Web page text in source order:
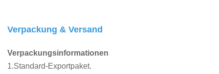
Verpackung & Versand
Verpackungsinformationen
1.Standard-Exportpaket.